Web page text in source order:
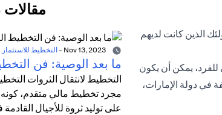
فإن أولئك الذين كانت لديهم
يمكن أن يكون
في دولة الإمارات،
- التخطيط للاستثمار
ما بعد الوصية: فن
التخطيط لانتقال الثروات
مجرد تخطيط مالي متقدم،
على توليد ثروة للأجيال